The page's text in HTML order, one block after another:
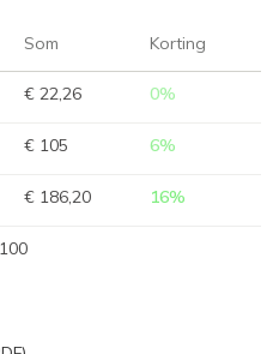
Som Korting
€ 22,26 0%
€ 105 6%
€ 186,20 16%